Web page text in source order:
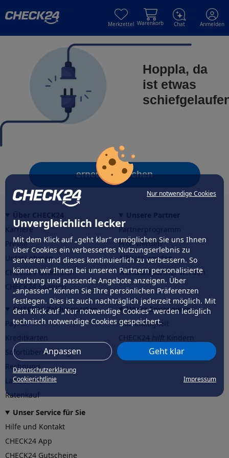
Nur notwendige Cookies
Unvergleichlich lecker
Mit dem Klick auf „geht klar” ermöglichen Sie uns Ihnen
über Cookies ein verbessertes Nutzungserlebnis zu
servieren und dieses kontinuierlich zu verbessern. So
können wir Ihnen bei unseren Partnern personalisierte
Werbung und passende Angebote anzeigen. Über
„anpassen” können Sie Ihre persönlichen Präferenzen
festlegen. Dies ist auch nachträglich jederzeit möglich. Mit
dem Klick auf „Nur notwendige Cookies” werden lediglich
technisch notwendige Cookies gespeichert.
Anpassen Geht klar
Datenschutzerklärung
Cookierichtlinie
Impressum
Merkzettel Warenkorb Chat Anmelden
Hoppla, da
ist etwas
erneut versuchen
Karriere
Presse
Unternehmen
CHECK24 Österreich
CHECK24 Spanien
Partnerprogramm
Profi werden
Affiliate werden
Werkstattpartner werden
CHECK24 Zahlungsarten
PayPal
Sofortüberweisung
Rechnung
Lastschrift
Ratenkauf
Unser Engagement
Nachhaltigkeit
CHECK24hilftder Natur
Unser Service für Sie
Hilfe und Kontakt
CHECK24 App
CHECK24 Gutscheine